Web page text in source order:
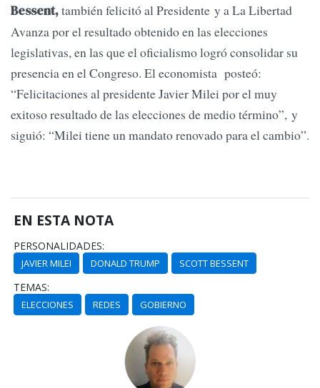
Bessent,también felicitó al Presidente y a La Libertad
Avanza por el resultado obtenido en las elecciones
legislativas, en las que el oficialismo logró consolidar su
presencia en el Congreso. El economista posteó:
“Felicitaciones al presidente Javier Milei por el muy
exitoso resultado de las elecciones de medio término”, y
siguió: “Milei tiene un mandato renovado para el cambio”.
EN ESTA NOTA
PERSONALIDADES:
JAVIER MILEI DONALD TRUMP SCOTT BESSENT
TEMAS:
ELECCIONES REDES GOBIERNO